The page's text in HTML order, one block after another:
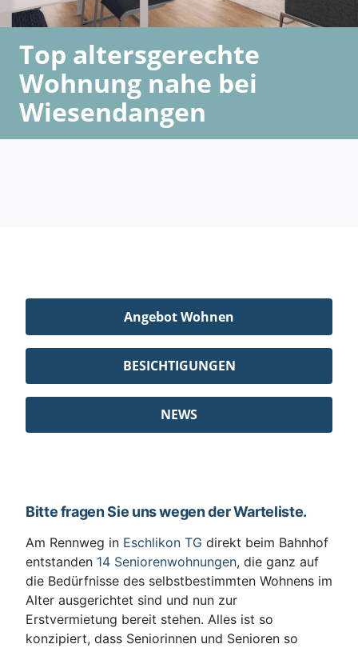
Top altersgerechte
Wohnung nahe bei
Wiesendangen
Angebot Wohnen
BESICHTIGUNGEN
NEWS
Bitte fragen Sie uns wegen der Warteliste.
Am Rennweg in Eschlikon TG direkt beim Bahnhof
entstanden 14 Seniorenwohnungen, die ganz auf
die Bedürfnisse des selbstbestimmten Wohnens im
Alter ausgerichtet sind und nun zur
Erstvermietung bereit stehen. Alles ist so
konzipiert, dass Seniorinnen und Senioren so